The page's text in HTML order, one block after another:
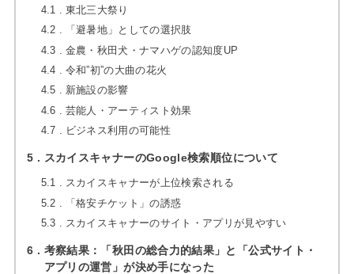
4.1
東北三大祭り
4.2
「避暑地」としての選択肢
4.3
金農・秋田犬・ナマハゲの認知度UP
4.4
令和”初”の大曲の花火
4.5
新施設の影響
4.6
芸能人・アーティスト効果
4.7
ビジネス利用の可能性
5 スカイスキャナーのGoogle検索順位について
5.1
スカイスキャナーが上位検索される
5.2
「格安チケット」の誘惑
5.3
スカイスキャナーのサイト・アプリが見やすい
6
考察結果：「秋田の総合力的結果」と「公式サイト・
アプリの運営」が決め手になった